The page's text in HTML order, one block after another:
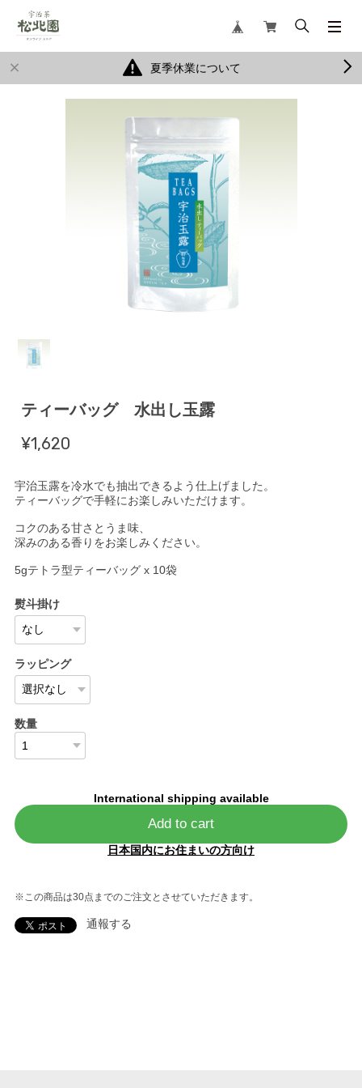
夏季休業について
ティーバッグ 水出し玉露
¥1,620
宇治玉露を冷水でも抽出できるよう仕上げました。
ティーバッグで手軽にお楽しみいただけます。
コクのある甘さとうま味、
深みのある香りをお楽しみください。
5gテトラ型ティーバッグ x 10袋
熨斗掛け
ラッピング
数量
International shipping available
Add to cart
日本国内にお住まいの方向け
※この商品は30点までのご注文とさせていただきます。
通報する